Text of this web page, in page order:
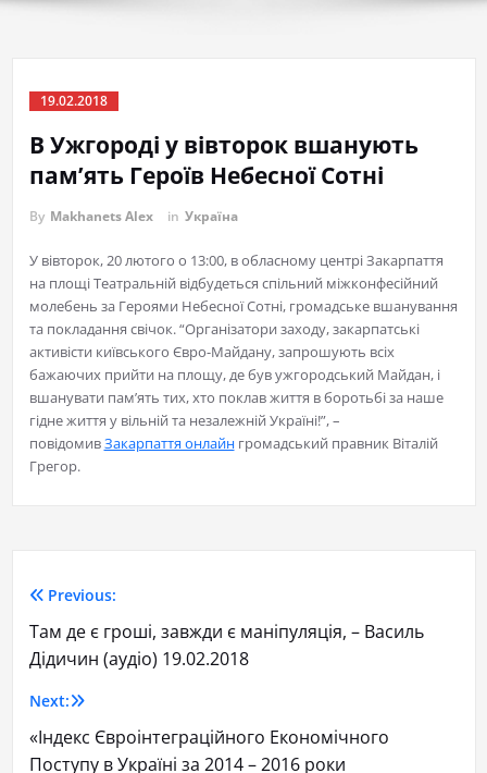
19.02.2018
В Ужгороді у вівторок вшанують
пам’ять Героїв Небесної Сотні
By Makhanets Alex in Україна
У вівторок, 20 лютого о 13:00, в обласному центрі Закарпаття
на площі Театральній відбудеться спільний міжконфесійний
молебень за Героями Небесної Сотні, громадське вшанування
та покладання свічок. “Організатори заходу, закарпатські
активісти київського Євро-Майдану, запрошують всіх
бажаючих прийти на площу, де був ужгородський Майдан, і
вшанувати пам’ять тих, хто поклав життя в боротьбі за наше
гідне життя у вільній та незалежній Україні!”, –
повідомивЗакарпаття онлайнгромадський правник Віталій
Грегор.
Previous:
Там де є гроші, завжди є маніпуляція, – Василь
Дідичин (аудіо) 19.02.2018
Next:
«Індекс Євроінтеграційного Економічного
Поступу в Україні за 2014 – 2016 роки